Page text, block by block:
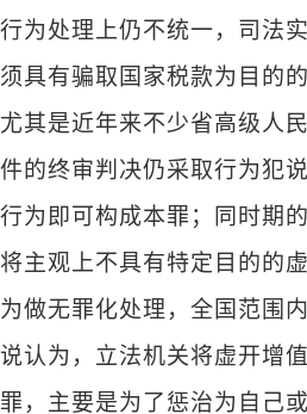
行为处理上仍不统一，司法
须具有骗取国家税款为目的
尤其是近年来不少省高级人
件的终审判决仍采取行为犯
行为即可构成本罪；同时期
将主观上不具有特定目的的
为做无罪化处理，全国范围
说认为，立法机关将虚开增
罪，主要是为了惩治为自己